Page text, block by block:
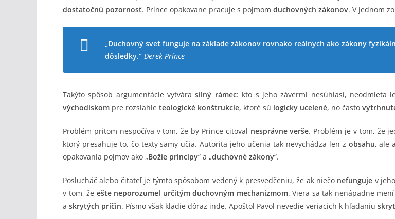
dostatočnú pozornosť. Prince opakovane pracuje s pojmom duchovných zákonov. V jednom
„Duchovný svet funguje na základe zákonov rovnako reálnych ako zákony
dôsledky.“ Derek Prince
Takýto spôsob argumentácie vytvárasilný rámec: kto s jeho závermi nesúhlasí, neodmieta
východiskom pre rozsiahle teologické konštrukcie, ktoré sú logicky ucelené, no často
Problém pritom nespočíva v tom, že by Prince citoval nesprávne verše. Problém je v tom, že
ktorý presahuje to, čo texty samy učia. Autorita jeho učenia tak nevychádza len z obsahu, ale
opakovania pojmov ako „Božie princípy“ a „duchovné zákony“.
Poslucháč alebo čitateľ je týmto spôsobom vedený k presvedčeniu, že ak niečo nefunguje v
v tom, že ešte neporozumel určitým duchovným mechanizmom. Viera sa tak nenápadne
a skrytých príčin. Písmo však kladie dôraz inde. Apoštol Pavol nevedie veriacich k hľadaniu